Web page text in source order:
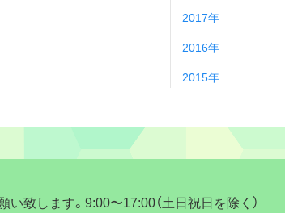
2017年
2016年
2015年
致します。9:00〜17:00（土日祝日を除く）